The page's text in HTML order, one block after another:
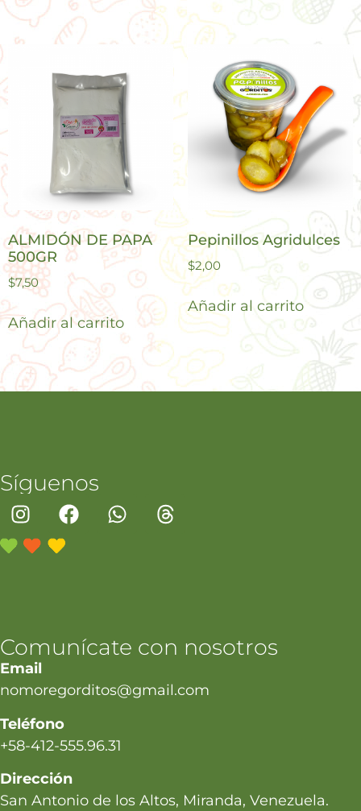
ALMIDÓN DE PAPA
500GR
$7,50
Añadir al carrito
Pepinillos Agridulces
$2,00
Añadir al carrito
Síguenos
Comunícate con nosotros
Email
nomoregorditos@gmail.com
Teléfono
+58-412-555.96.31
Dirección
San Antonio de los Altos, Miranda, Venezuela.